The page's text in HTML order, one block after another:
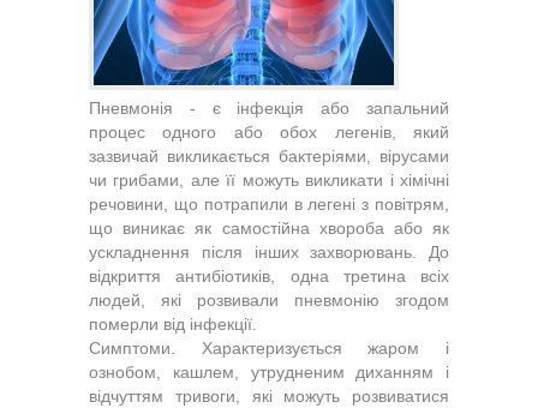
Пневмонія - є інфекція або запальний
процес одного або обох легенів, який
зазвичай викликається бактеріями, вірусами
чи грибами, але її можуть викликати і хімічні
речовини, що потрапили в легені з повітрям,
що виникає як самостійна хвороба або як
ускладнення після інших захворювань. До
відкриття антибіотиків, одна третина всіх
людей, які розвивали пневмонію згодом
померли від інфекції.
Симптоми. Характеризується жаром і
ознобом, кашлем, утрудненим диханням і
відчуттям тривоги, які можуть розвиватися